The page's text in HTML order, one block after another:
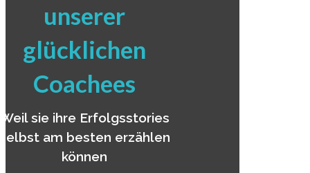
unserer
glücklichen
Coachees
Weil sie ihre Erfolgsstories
am besten erzählen
können